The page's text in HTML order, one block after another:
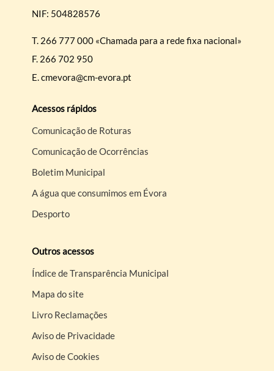
NIF: 504828576
T. 266 777 000 «Chamada para a rede fixa nacional»
F. 266 702 950
E.cmevora@cm-evora.pt
Acessos rápidos
Comunicação de Roturas
Comunicação de Ocorrências
Boletim Municipal
A água que consumimos em Évora
Desporto
Outros acessos
Índice de Transparência Municipal
Mapa do site
Livro Reclamações
Aviso de Privacidade
Aviso de Cookies